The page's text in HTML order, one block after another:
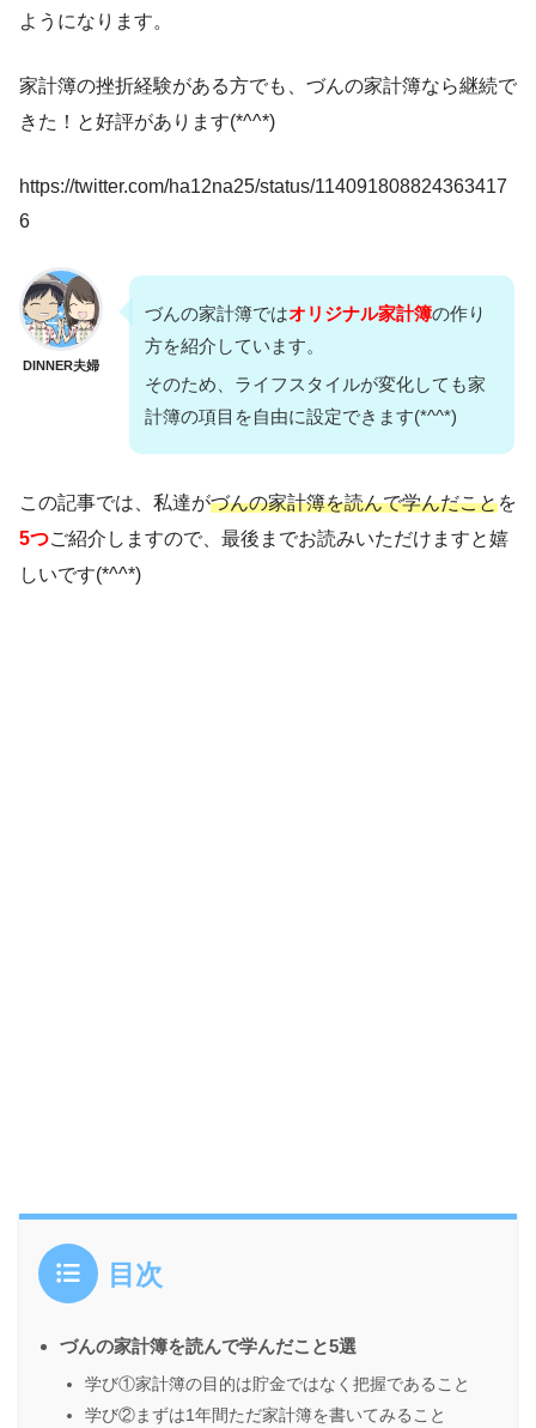
ようになります。
家計簿の挫折経験がある方でも、づんの家計簿なら継続で
きた！と好評があります(*^^*)
https://twitter.com/ha12na25/status/114091808824363417
6
DINNER夫婦
づんの家計簿ではオリジナル家計簿の作り
方を紹介しています。
そのため、ライフスタイルが変化しても家
計簿の項目を自由に設定できます(*^^*)
この記事では、私達がづんの家計簿を読んで学んだことを
5つご紹介しますので、最後までお読みいただけますと嬉
しいです(*^^*)
目次
づんの家計簿を読んで学んだこと5選
学び①家計簿の目的は貯金ではなく把握であること
学び②まずは1年間ただ家計簿を書いてみること